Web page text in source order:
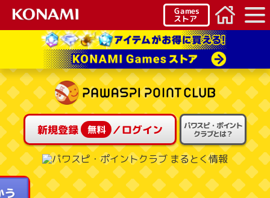
Games
ストア
新規登録 無料 ／ログイン パワスピ・ポイント
クラブとは？